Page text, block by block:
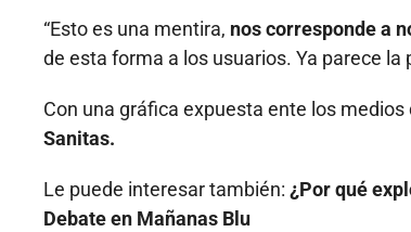
“Esto es una mentira, nos corresponde a
de esta forma a los usuarios. Ya parece
Con una gráfica expuesta ente los medios
Sanitas.
Le puede interesar también: ¿Por qué
Debate en Mañanas Blu